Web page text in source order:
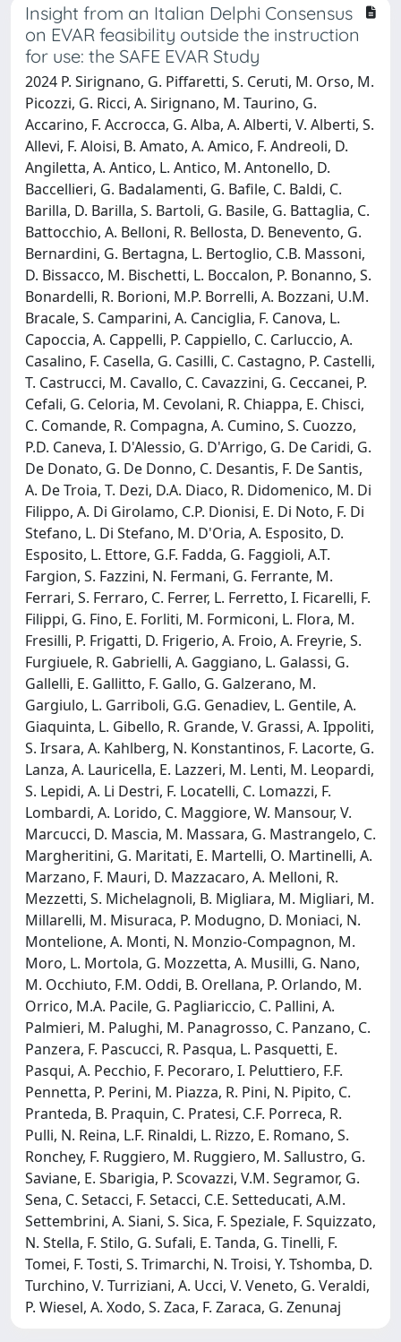
Insight from an Italian Delphi Consensus
on EVAR feasibility outside the instruction
for use: the SAFE EVAR Study
2024 P. Sirignano, G. Piffaretti, S. Ceruti, M. Orso, M.
Picozzi, G. Ricci, A. Sirignano, M. Taurino, G.
Accarino, F. Accrocca, G. Alba, A. Alberti, V. Alberti, S.
Allevi, F. Aloisi, B. Amato, A. Amico, F. Andreoli, D.
Angiletta, A. Antico, L. Antico, M. Antonello, D.
Baccellieri, G. Badalamenti, G. Bafile, C. Baldi, C.
Barilla, D. Barilla, S. Bartoli, G. Basile, G. Battaglia, C.
Battocchio, A. Belloni, R. Bellosta, D. Benevento, G.
Bernardini, G. Bertagna, L. Bertoglio, C.B. Massoni,
D. Bissacco, M. Bischetti, L. Boccalon, P. Bonanno, S.
Bonardelli, R. Borioni, M.P. Borrelli, A. Bozzani, U.M.
Bracale, S. Camparini, A. Canciglia, F. Canova, L.
Capoccia, A. Cappelli, P. Cappiello, C. Carluccio, A.
Casalino, F. Casella, G. Casilli, C. Castagno, P. Castelli,
T. Castrucci, M. Cavallo, C. Cavazzini, G. Ceccanei, P.
Cefali, G. Celoria, M. Cevolani, R. Chiappa, E. Chisci,
C. Comande, R. Compagna, A. Cumino, S. Cuozzo,
P.D. Caneva, I. D'Alessio, G. D'Arrigo, G. De Caridi, G.
De Donato, G. De Donno, C. Desantis, F. De Santis,
A. De Troia, T. Dezi, D.A. Diaco, R. Didomenico, M. Di
Filippo, A. Di Girolamo, C.P. Dionisi, E. Di Noto, F. Di
Stefano, L. Di Stefano, M. D'Oria, A. Esposito, D.
Esposito, L. Ettore, G.F. Fadda, G. Faggioli, A.T.
Fargion, S. Fazzini, N. Fermani, G. Ferrante, M.
Ferrari, S. Ferraro, C. Ferrer, L. Ferretto, I. Ficarelli, F.
Filippi, G. Fino, E. Forliti, M. Formiconi, L. Flora, M.
Fresilli, P. Frigatti, D. Frigerio, A. Froio, A. Freyrie, S.
Furgiuele, R. Gabrielli, A. Gaggiano, L. Galassi, G.
Gallelli, E. Gallitto, F. Gallo, G. Galzerano, M.
Gargiulo, L. Garriboli, G.G. Genadiev, L. Gentile, A.
Giaquinta, L. Gibello, R. Grande, V. Grassi, A. Ippoliti,
S. Irsara, A. Kahlberg, N. Konstantinos, F. Lacorte, G.
Lanza, A. Lauricella, E. Lazzeri, M. Lenti, M. Leopardi,
S. Lepidi, A. Li Destri, F. Locatelli, C. Lomazzi, F.
Lombardi, A. Lorido, C. Maggiore, W. Mansour, V.
Marcucci, D. Mascia, M. Massara, G. Mastrangelo, C.
Margheritini, G. Maritati, E. Martelli, O. Martinelli, A.
Marzano, F. Mauri, D. Mazzacaro, A. Melloni, R.
Mezzetti, S. Michelagnoli, B. Migliara, M. Migliari, M.
Millarelli, M. Misuraca, P. Modugno, D. Moniaci, N.
Montelione, A. Monti, N. Monzio-Compagnon, M.
Moro, L. Mortola, G. Mozzetta, A. Musilli, G. Nano,
M. Occhiuto, F.M. Oddi, B. Orellana, P. Orlando, M.
Orrico, M.A. Pacile, G. Pagliariccio, C. Pallini, A.
Palmieri, M. Palughi, M. Panagrosso, C. Panzano, C.
Panzera, F. Pascucci, R. Pasqua, L. Pasquetti, E.
Pasqui, A. Pecchio, F. Pecoraro, I. Peluttiero, F.F.
Pennetta, P. Perini, M. Piazza, R. Pini, N. Pipito, C.
Pranteda, B. Praquin, C. Pratesi, C.F. Porreca, R.
Pulli, N. Reina, L.F. Rinaldi, L. Rizzo, E. Romano, S.
Ronchey, F. Ruggiero, M. Ruggiero, M. Sallustro, G.
Saviane, E. Sbarigia, P. Scovazzi, V.M. Segramor, G.
Sena, C. Setacci, F. Setacci, C.E. Setteducati, A.M.
Settembrini, A. Siani, S. Sica, F. Speziale, F. Squizzato,
N. Stella, F. Stilo, G. Sufali, E. Tanda, G. Tinelli, F.
Tomei, F. Tosti, S. Trimarchi, N. Troisi, Y. Tshomba, D.
Turchino, V. Turriziani, A. Ucci, V. Veneto, G. Veraldi,
P. Wiesel, A. Xodo, S. Zaca, F. Zaraca, G. Zenunaj